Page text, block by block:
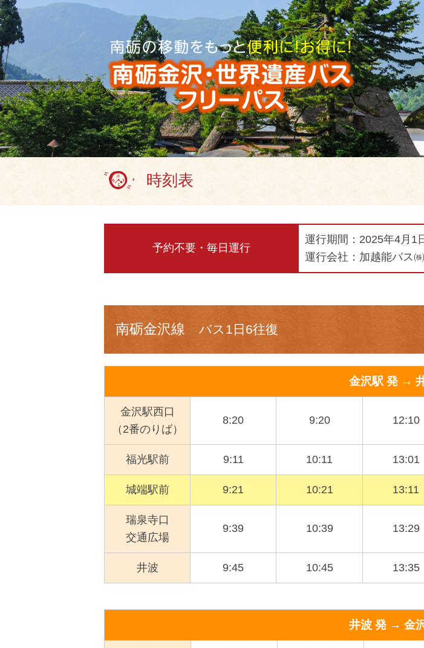
時刻表
予約不要・毎日運行
運行期間：2025年4月1
運行会社：加越能バス㈱
南砺金沢線バス1日6往復
金沢駅 発 →
金沢駅西口
（2番のりば）
8:20 9:20 12:10
福光駅前 9:11 10:11 13:01
城端駅前 9:21 10:21 13:11
瑞泉寺口
交通広場
9:39 10:39 13:29
井波 9:45 10:45 13:35
井波 発 → 金